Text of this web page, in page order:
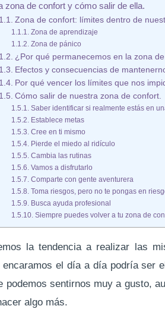
zona de confort y cómo salir de ella.
Zona de confort: límites dentro de
Zona de aprendizaje
Zona de pánico
¿Por qué permanecemos en la zona
Efectos y consecuencias de
Por qué vencer los límites que nos
Cómo salir de nuestra zona de confort.
Saber identificar si realmente estás en
Establece metas
Cree en ti mismo
Pierde el miedo al ridículo
Cambia las rutinas
Vamos a disfrutarlo
Comparte con gente aventurera
Toma riesgos, pero no te pongas en
Busca ayuda profesional
Siempre puedes volver a tu zona de
la tendencia a realizar las
el día a día podría ser
podemos sentirnos muy a gusto,
algo más.